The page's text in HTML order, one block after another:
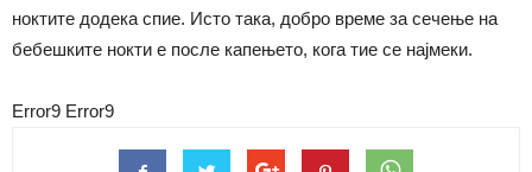
ноктите додека спие. Исто така, добро време за сечење на
бебешките нокти е после капењето, кога тие се најмеки.
Error9 Error9